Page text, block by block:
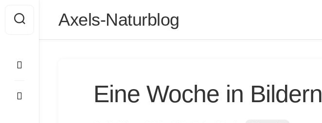
content
Axels-Naturblog
Eine Woche in Bildern